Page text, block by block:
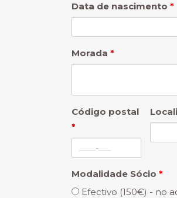
Data de nascimento *
Morada *
Código postal
*
Modalidade Sócio *
Efectivo (150€) - no